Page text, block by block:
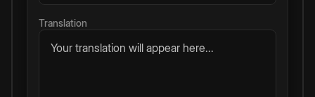
Translation
Your translation will appear here...